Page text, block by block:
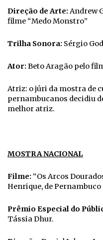
Direção de Arte:Andrew
filme “Medo Monstro”
Trilha Sonora: Sérgio
Ator:Beto Aragão pelo
Atriz: o júri da mostra de
pernambucanos decidiu
melhor atriz.
MOSTRA NACIONAL
Filme: “Os Arcos
Henrique, de Pernambuco
Prêmio Especial do
Tássia Dhur.